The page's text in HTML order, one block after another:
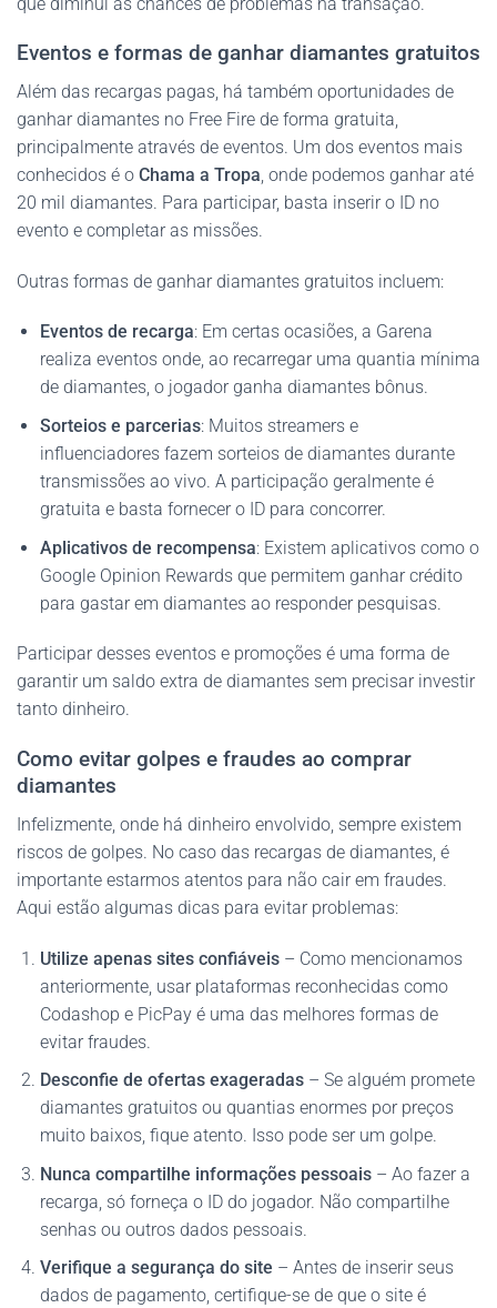
Eventos e formas de ganhar diamantes gratuitos
Além das recargas pagas, há também oportunidades de
ganhar diamantes no Free Fire de forma gratuita,
principalmente através de eventos. Um dos eventos mais
conhecidos é o Chama a Tropa, onde podemos ganhar até
20 mil diamantes. Para participar, basta inserir o ID no
evento e completar as missões.
Outras formas de ganhar diamantes gratuitos incluem:
Eventos de recarga: Em certas ocasiões, a Garena
realiza eventos onde, ao recarregar uma quantia mínima
de diamantes, o jogador ganha diamantes bônus.
Sorteios e parcerias: Muitos streamers e
influenciadores fazem sorteios de diamantes durante
transmissões ao vivo. A participação geralmente é
gratuita e basta fornecer o ID para concorrer.
Aplicativos de recompensa: Existem aplicativos como o
Google Opinion Rewards que permitem ganhar crédito
para gastar em diamantes ao responder pesquisas.
Participar desses eventos e promoções é uma forma de
garantir um saldo extra de diamantes sem precisar investir
tanto dinheiro.
Como evitar golpes e fraudes ao comprar
diamantes
Infelizmente, onde há dinheiro envolvido, sempre existem
riscos de golpes. No caso das recargas de diamantes, é
importante estarmos atentos para não cair em fraudes.
Aqui estão algumas dicas para evitar problemas:
Utilize apenas sites confiáveis– Como mencionamos
anteriormente, usar plataformas reconhecidas como
Codashop e PicPay é uma das melhores formas de
evitar fraudes.
Desconfie de ofertas exageradas– Se alguém promete
diamantes gratuitos ou quantias enormes por preços
muito baixos, fique atento. Isso pode ser um golpe.
Nunca compartilhe informações pessoais– Ao fazer a
recarga, só forneça o ID do jogador. Não compartilhe
senhas ou outros dados pessoais.
Verifique a segurança do site – Antes de inserir seus
dados de pagamento, certifique-se de que o site é